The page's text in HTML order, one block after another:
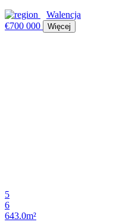
Walencja
€700 000
Więcej
5
6
643.0m²